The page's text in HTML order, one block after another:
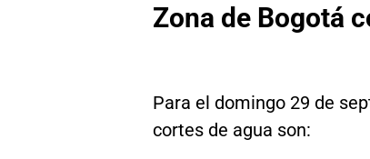
Zona de Bogotá
Para el domingo 29 de
cortes de agua son: